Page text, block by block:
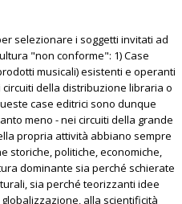
selezionare i soggetti invitati ad
"non conforme": 1) Case
musicali) esistenti e operanti
della distribuzione libraria o
case editrici sono dunque
meno - nei circuiti della grande
propria attività abbiano sempre
storiche, politiche, economiche,
dominante sia perché schierate
sia perché teorizzanti idee
alla scientificità